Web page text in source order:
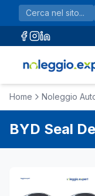
Vai al contenuto
Home Noleggio
BYD Seal